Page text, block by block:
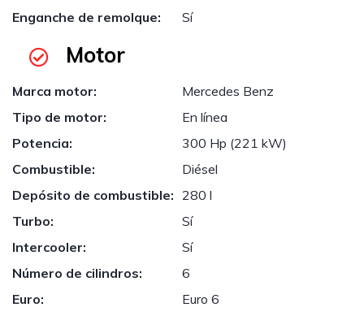
Enganche de remolque:
Sí
Motor
Marca motor:
Mercedes Benz
Tipo de motor:
En línea
Potencia:
300 Hp (221 kW)
Combustible:
Diésel
Depósito de combustible: 280 l
Turbo:
Sí
Intercooler:
Sí
Número de cilindros:
6
Euro:
Euro 6